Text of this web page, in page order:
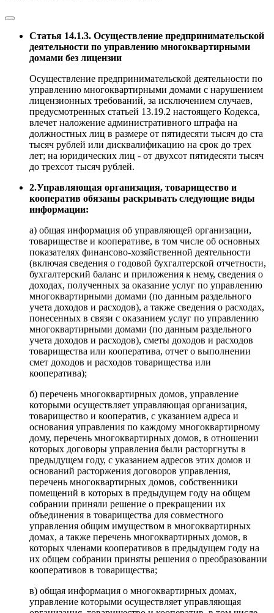
Статья 14.1.3. Осуществление предпринимательской
деятельности по управлению многоквартирными
домами без лицензии
Осуществление предпринимательской деятельности по
управлению многоквартирными домами с нарушением
лицензионных требований, за исключением случаев,
предусмотренных статьей 13.19.2 настоящего Кодекса,
влечет наложение административного штрафа на
должностных лиц в размере от пятидесяти тысяч до ста
тысяч рублей или дисквалификацию на срок до трех
лет; на юридических лиц - от двухсот пятидесяти тысяч
до трехсот тысяч рублей.
2.Управляющая организация, товарищество и
кооператив обязаны раскрывать следующие виды
информации:
а) общая информация об управляющей организации,
товариществе и кооперативе, в том числе об основных
показателях финансово-хозяйственной деятельности
(включая сведения о годовой бухгалтерской отчетности,
бухгалтерский баланс и приложения к нему, сведения о
доходах, полученных за оказание услуг по управлению
многоквартирными домами (по данным раздельного
учета доходов и расходов), а также сведения о расходах,
понесенных в связи с оказанием услуг по управлению
многоквартирными домами (по данным раздельного
учета доходов и расходов), сметы доходов и расходов
товарищества или кооператива, отчет о выполнении
смет доходов и расходов товарищества или
кооператива);
б) перечень многоквартирных домов, управление
которыми осуществляет управляющая организация,
товарищество и кооператив, с указанием адреса и
основания управления по каждому многоквартирному
дому, перечень многоквартирных домов, в отношении
которых договоры управления были расторгнуты в
предыдущем году, с указанием адресов этих домов и
оснований расторжения договоров управления,
перечень многоквартирных домов, собственники
помещений в которых в предыдущем году на общем
собрании приняли решение о прекращении их
объединения в товарищества для совместного
управления общим имуществом в многоквартирных
домах, а также перечень многоквартирных домов, в
которых членами кооперативов в предыдущем году на
их общем собрании приняты решения о преобразовании
кооперативов в товарищества;
в) общая информация о многоквартирных домах,
управление которыми осуществляет управляющая